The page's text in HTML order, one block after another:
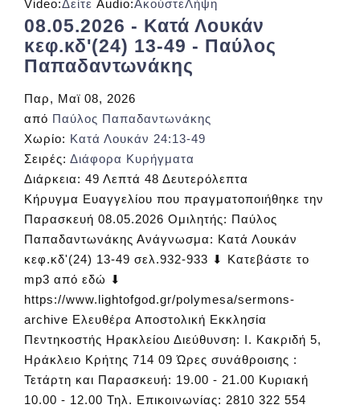
Video:Δείτε Audio:ΑκούστεΛήψη
08.05.2026 - Κατά Λουκάν
κεφ.κδ'(24) 13-49 - Παύλος
Παπαδαντωνάκης
Παρ, Μαϊ 08, 2026
από Παύλος Παπαδαντωνάκης
Χωρίο: Κατά Λουκάν 24:13-49
Σειρές: Διάφορα Κυρήγματα
Διάρκεια: 49 Λεπτά 48 Δευτερόλεπτα
Κήρυγμα Ευαγγελίου που πραγματοποιήθηκε την
Παρασκευή 08.05.2026 Ομιλητής: Παύλος
Παπαδαντωνάκης Ανάγνωσμα: Κατά Λουκάν
κεφ.κδ'(24) 13-49 σελ.932-933 ⬇ Κατεβάστε το
mp3 από εδώ ⬇
https://www.lightofgod.gr/polymesa/sermons-
archive Ελευθέρα Αποστολική Εκκλησία
Πεντηκοστής Ηρακλείου Διεύθυνση: Ι. Κακριδή 5,
Ηράκλειο Κρήτης 714 09 Ώρες συνάθροισης :
Τετάρτη και Παρασκευή: 19.00 - 21.00 Κυριακή
10.00 - 12.00 Τηλ. Επικοινωνίας: 2810 322 554